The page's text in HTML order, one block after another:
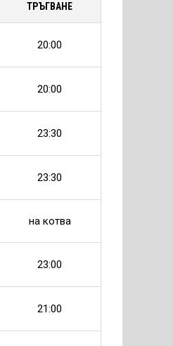
ТРЪГВАНЕ
20:00
20:00
23:30
23:30
на котва
23:00
21:00